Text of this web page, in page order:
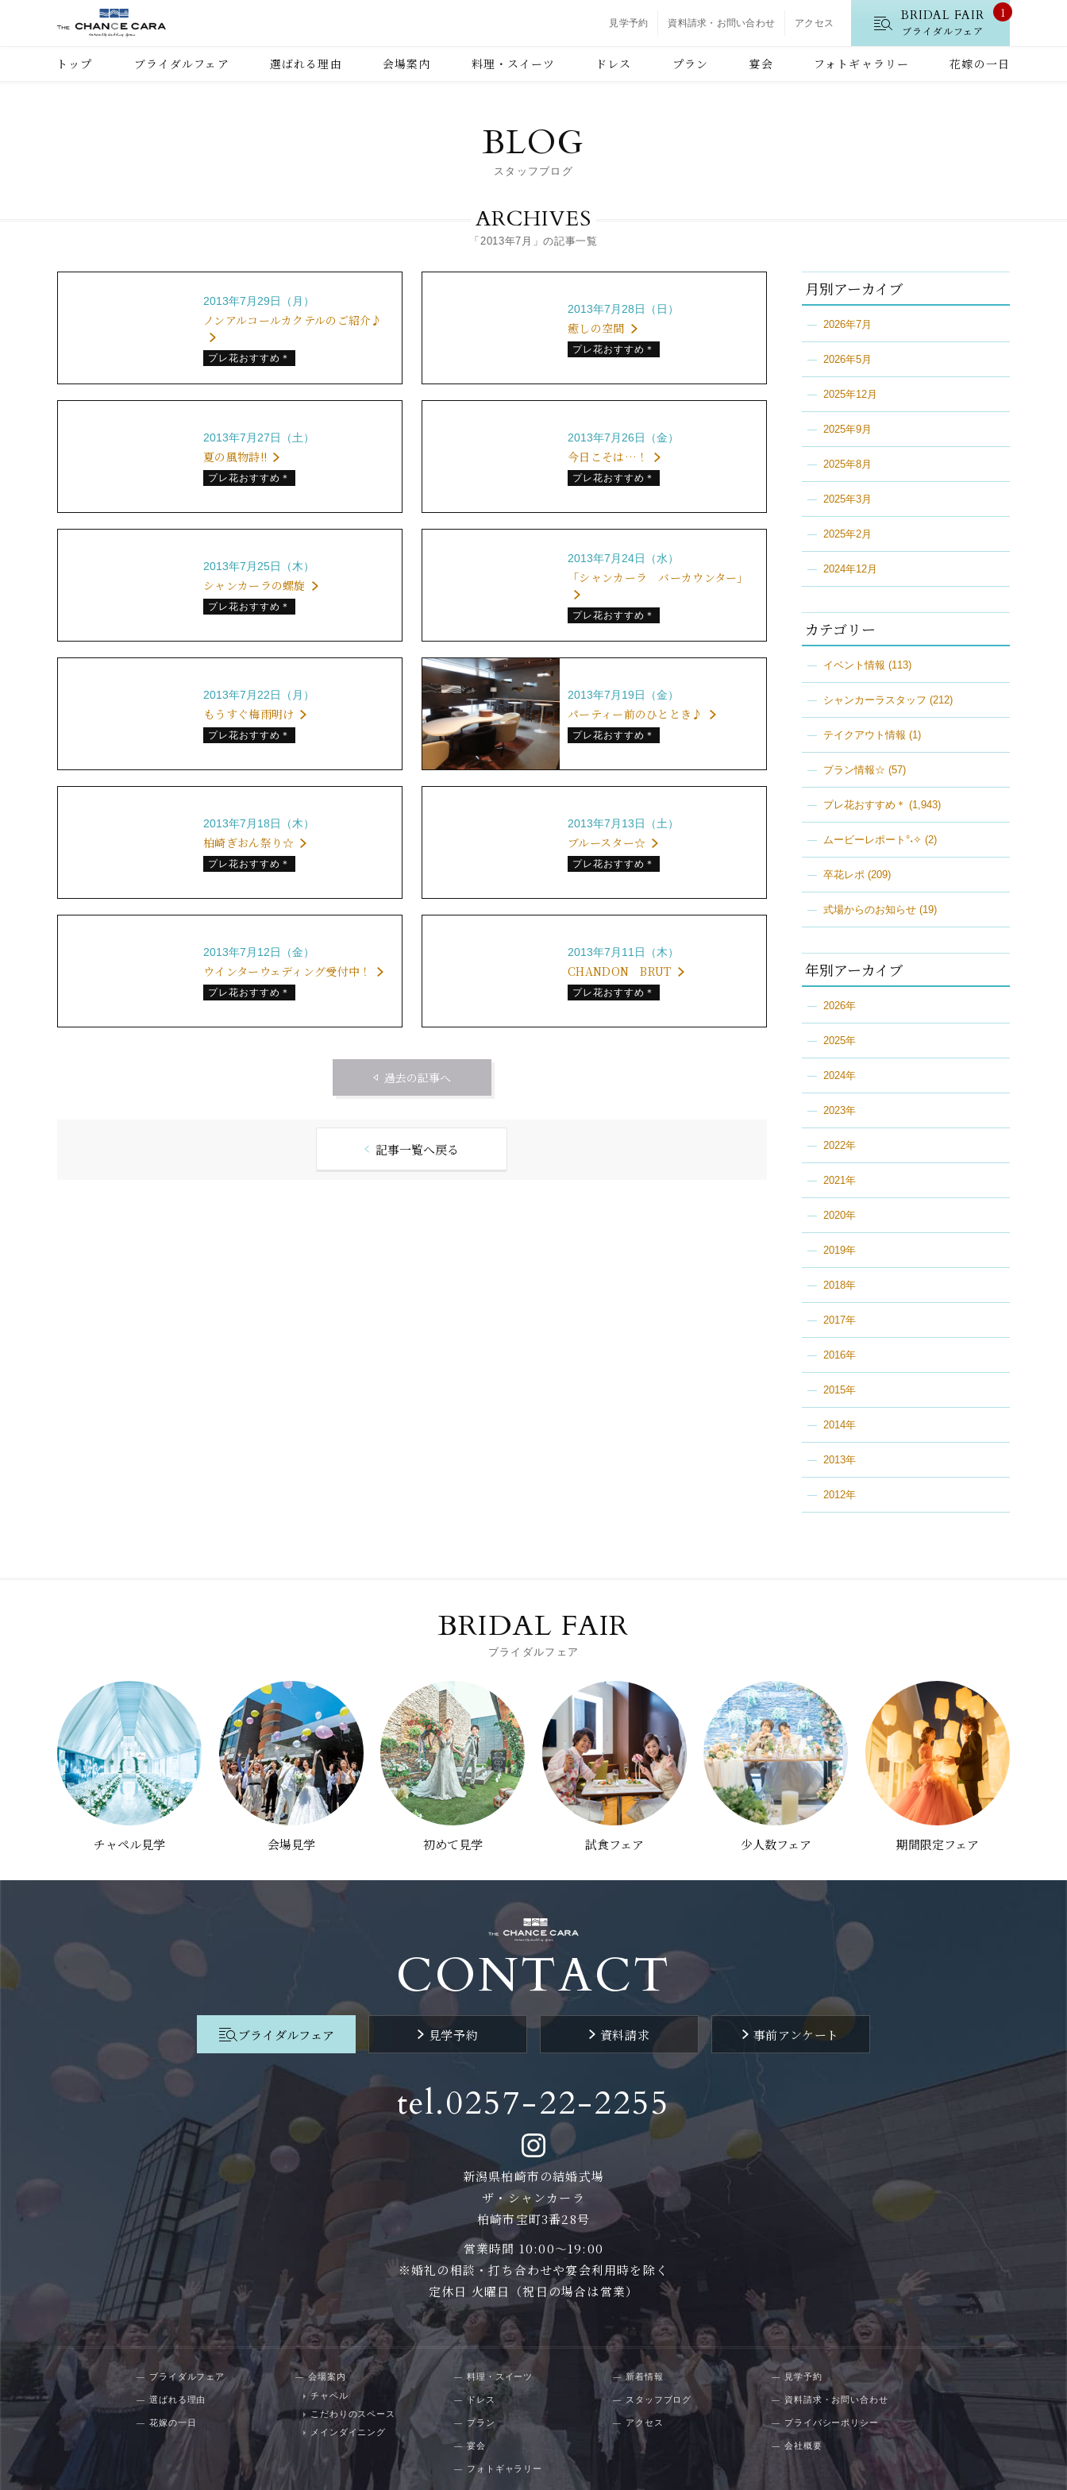
見学予約 資料請求・お問い合わせ アクセス BRIDAL FAIR
ブライダルフェア
1
トップ ブライダルフェア 選ばれる理由 会場案内 料理・スイーツ ドレス プラン 宴会 フォトギャラリー 花嫁の一日
BLOG
スタッフブログ
ARCHIVES
「2013年7月」の記事一覧
2013年7月29日（月）
ノンアルコールカクテルのご紹介♪
プレ花おすすめ＊
2013年7月28日（日）
癒しの空間
プレ花おすすめ＊
2013年7月27日（土）
夏の風物詩!!
プレ花おすすめ＊
2013年7月26日（金）
今日こそは…！
プレ花おすすめ＊
2013年7月25日（木）
シャンカーラの螺旋
プレ花おすすめ＊
2013年7月24日（水）
「シャンカーラ バーカウンター」
プレ花おすすめ＊
2013年7月22日（月）
もうすぐ梅雨明け
プレ花おすすめ＊
2013年7月19日（金）
パーティー前のひととき♪
プレ花おすすめ＊
2013年7月18日（木）
柏崎ぎおん祭り☆
プレ花おすすめ＊
2013年7月13日（土）
ブルースター☆
プレ花おすすめ＊
2013年7月12日（金）
ウインターウェディング受付中！
プレ花おすすめ＊
2013年7月11日（木）
CHANDON BRUT
プレ花おすすめ＊
過去の記事へ
記事一覧へ戻る
月別アーカイブ
2026年7月
2026年5月
2025年12月
2025年9月
2025年8月
2025年3月
2025年2月
2024年12月
カテゴリー
イベント情報 (113)
シャンカーラスタッフ (212)
テイクアウト情報 (1)
プラン情報☆ (57)
プレ花おすすめ＊ (1,943)
ムービーレポート°˖✧ (2)
卒花レポ(209)
式場からのお知らせ(19)
年別アーカイブ
2026年
2025年
2024年
2023年
2022年
2021年
2020年
2019年
2018年
2017年
2016年
2015年
2014年
2013年
2012年
BRIDAL FAIR
ブライダルフェア
チャペル見学 会場見学 初めて見学 試食フェア 少人数フェア 期間限定フェア
CONTACT
ブライダルフェア 見学予約 資料請求 事前アンケート
tel.0257-22-2255
新潟県柏崎市の結婚式場
ザ・シャンカーラ
柏崎市宝町3番28号
営業時間 10:00〜19:00
※婚礼の相談・打ち合わせや宴会利用時を除く
定休日 火曜日（祝日の場合は営業）
ブライダルフェア
選ばれる理由
花嫁の一日
会場案内
チャペル
こだわりのスペース
メインダイニング
料理・スイーツ
ドレス
プラン
宴会
フォトギャラリー
新着情報
スタッフブログ
アクセス
見学予約
資料請求・お問い合わせ
プライバシーポリシー
会社概要